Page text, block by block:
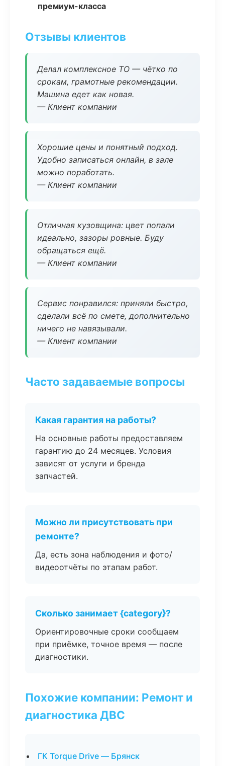
премиум-класса
Отзывы клиентов
Делал комплексное ТО — чётко по
срокам, грамотные рекомендации.
Машина едет как новая.
— Клиент компании
Хорошие цены и понятный подход.
Удобно записаться онлайн, в зале
можно поработать.
— Клиент компании
Отличная кузовщина: цвет попали
идеально, зазоры ровные. Буду
обращаться ещё.
— Клиент компании
Сервис понравился: приняли быстро,
сделали всё по смете, дополнительно
ничего не навязывали.
— Клиент компании
Часто задаваемые вопросы
Какая гарантия на работы?
На основные работы предоставляем
гарантию до 24 месяцев. Условия
зависят от услуги и бренда
запчастей.
Можно ли присутствовать при
ремонте?
Да, есть зона наблюдения и фото/
видеоотчёты по этапам работ.
Сколько занимает {category}?
Ориентировочные сроки сообщаем
при приёмке, точное время — после
диагностики.
Похожие компании: Ремонт и
диагностика ДВС
ГК Torque Drive — Брянск